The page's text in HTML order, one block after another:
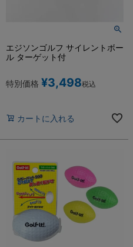
エジソンゴルフ サイレントボー
ル ターゲット付
特別価格 ¥3,498税込
カートに入れる